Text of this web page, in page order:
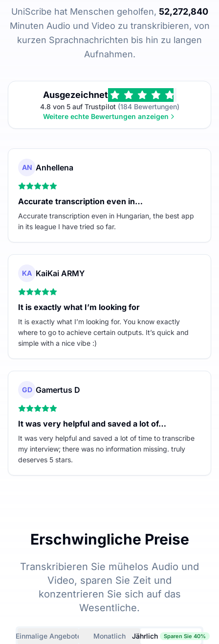
UniScribe hat Menschen geholfen, 52,272,840
Minuten Audio und Video zu transkribieren, von
kurzen Sprachnachrichten bis hin zu langen
Aufnahmen.
Ausgezeichnet
4.8 von 5 auf Trustpilot(184 Bewertungen)
Weitere echte Bewertungen anzeigen
AN Anhellena
Accurate transcription even in…
Accurate transcription even in Hungarian, the best app
in its league I have tried so far.
KA KaiKai ARMY
It is exactly what I’m looking for
It is exactly what I’m looking for. You know exactly
where to go to achieve certain outputs. It’s quick and
simple with a nice vibe :)
GD Gamertus D
It was very helpful and saved a lot of…
It was very helpful and saved a lot of time to transcribe
my interview; there was no information missing. truly
deserves 5 stars.
Erschwingliche Preise
Transkribieren Sie mühelos Audio und
Video, sparen Sie Zeit und
konzentrieren Sie sich auf das
Wesentliche.
Einmalige Angebote Monatlich Jährlich Sparen Sie 40%